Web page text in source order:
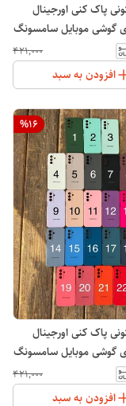
پاک کنی اورجینال
گوشی موبایل سامسونگ
۴۲۱٬۰۰۰
افزودن به سبد
%16
پاک کنی اورجینال
گوشی موبایل سامسونگ
۴۲۱٬۰۰۰
افزودن به سبد